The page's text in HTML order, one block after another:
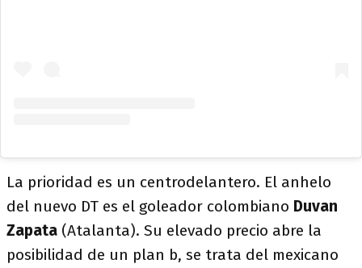
La prioridad es un centrodelantero. El anhelo
del nuevo DT es el goleador colombiano Duvan
Zapata (Atalanta). Su elevado precio abre la
posibilidad de un plan b, se trata del mexicano